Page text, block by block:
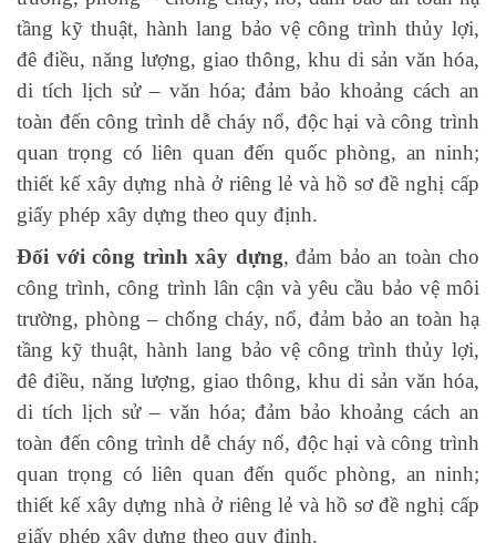
tầng kỹ thuật, hành lang bảo vệ công trình thủy lợi,
đê điều, năng lượng, giao thông, khu di sản văn hóa,
di tích lịch sử – văn hóa; đảm bảo khoảng cách an
toàn đến công trình dễ cháy nổ, độc hại và công trình
quan trọng có liên quan đến quốc phòng, an ninh;
thiết kế xây dựng nhà ở riêng lẻ và hồ sơ đề nghị cấp
giấy phép xây dựng theo quy định.
Đối với công trình xây dựng, đảm bảo an toàn cho
công trình, công trình lân cận và yêu cầu bảo vệ môi
trường, phòng – chống cháy, nổ, đảm bảo an toàn hạ
tầng kỹ thuật, hành lang bảo vệ công trình thủy lợi,
đê điều, năng lượng, giao thông, khu di sản văn hóa,
di tích lịch sử – văn hóa; đảm bảo khoảng cách an
toàn đến công trình dễ cháy nổ, độc hại và công trình
quan trọng có liên quan đến quốc phòng, an ninh;
thiết kế xây dựng nhà ở riêng lẻ và hồ sơ đề nghị cấp
giấy phép xây dựng theo quy định.